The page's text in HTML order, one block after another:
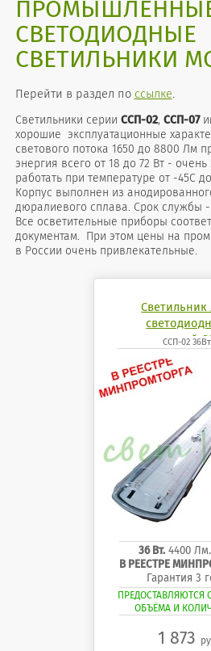
СВЕТОДИОДНЫЕ
СВЕТИЛЬНИКИ
Перейти в раздел по ссылке.
Cветильники серии ССП-02, ССП-07
хорошие эксплуатационные
светового потока 1650 до 8800 Лм
энергия всего от 18 до 72 Вт -
работать при температуре от -45С
Корпус выполнен из
дюралиевого сплава. Срок службы
Все осветительные приборы
документам. При этом цены на
в России очень привлекательные.
промышленный
4200К 6500K
ССП-02 36Вт
36 Вт. 4400 Лм.
В РЕЕСТРЕ
Гарантия 3
ПРЕДОСТАВЛЯЮТСЯ
ОБЪЁМА И
1 873